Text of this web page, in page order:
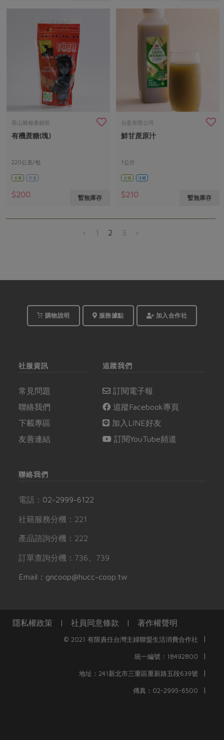
茶山雜糧產銷班
有機蔗糖(塊)
220公克/包
全素 常溫
$200 暫無庫存
台盈有限公司
鮮甘蔗原汁
1公斤
全素 冷藏
$210 暫無庫存
‹ 1 2 3 ›
購物說明 服務據點 加入合作社
社服資訊
常見問題
聯絡我們
下載專區
友善連結
追蹤我們
訂閱電子報
追蹤Facebook專頁
加入LINE好友
訂閱YouTube頻道
聯絡我們
電話： 02-2999-6122
社籍服務分機：221
產品諮詢分機：222
訂單查詢分機：736、739
Email：gncoop@hucc-coop.tw
隱私權政策 | 社員同意條款 | 著作權聲明
© 2021 有限責任台灣主婦聯盟生活消費合作社 |
統一編號：18492800 |
地址：241新北市三重區重新路五段639號 |
傳真：02-2995-6500 |